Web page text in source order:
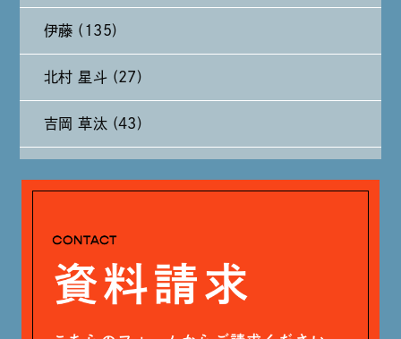
2024年8月 (11)
2024年7月 (11)
2024年6月 (12)
伊藤 (135)
北村 星斗 (27)
吉岡 草汰 (43)
戸田 好紀 (81)
木村 珠梨音 (101)